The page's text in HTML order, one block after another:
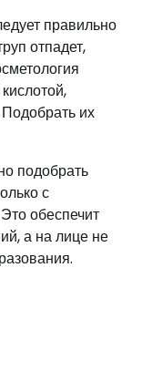
правильно
отпадет,
их
подобрать
с
обеспечит
а на лице не